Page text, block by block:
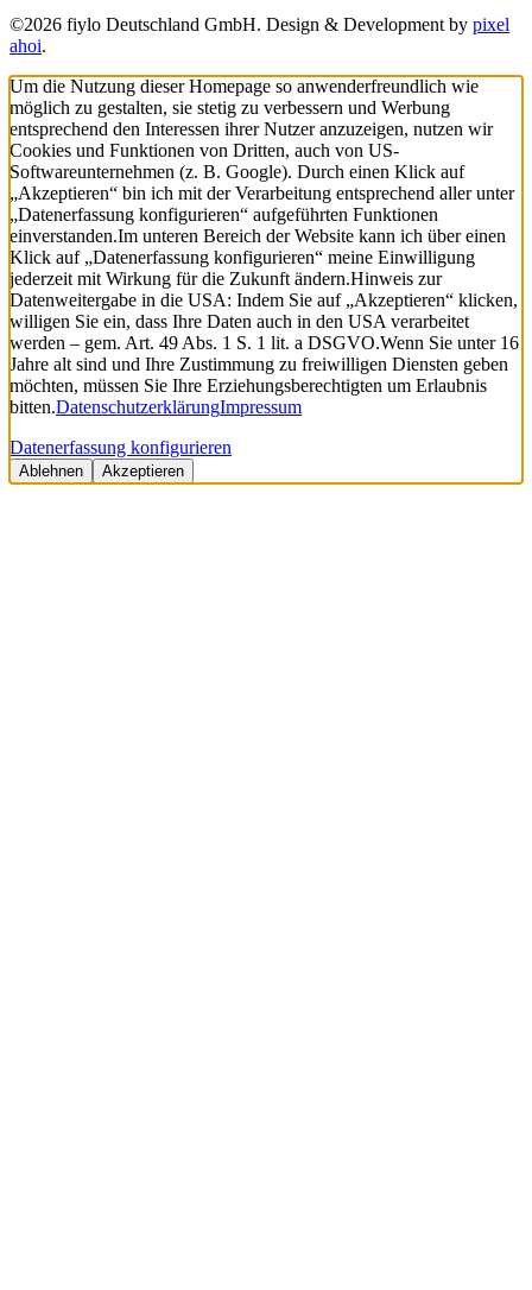
©2026 fiylo Deutschland GmbH. Design & Development by pixel
ahoi.
Um die Nutzung dieser Homepage so anwenderfreundlich wie
möglich zu gestalten, sie stetig zu verbessern und Werbung
entsprechend den Interessen ihrer Nutzer anzuzeigen, nutzen wir
Cookies und Funktionen von Dritten, auch von US-
Softwareunternehmen (z. B. Google). Durch einen Klick auf
„Akzeptieren“ bin ich mit der Verarbeitung entsprechend aller unter
„Datenerfassung konfigurieren“ aufgeführten Funktionen
einverstanden.Im unteren Bereich der Website kann ich über einen
Klick auf „Datenerfassung konfigurieren“ meine Einwilligung
jederzeit mit Wirkung für die Zukunft ändern.Hinweis zur
Datenweitergabe in die USA: Indem Sie auf „Akzeptieren“ klicken,
willigen Sie ein, dass Ihre Daten auch in den USA verarbeitet
werden – gem. Art. 49 Abs. 1 S. 1 lit. a DSGVO.Wenn Sie unter 16
Jahre alt sind und Ihre Zustimmung zu freiwilligen Diensten geben
möchten, müssen Sie Ihre Erziehungsberechtigten um Erlaubnis
bitten.DatenschutzerklärungImpressum
Datenerfassung konfigurieren
Ablehnen Akzeptieren